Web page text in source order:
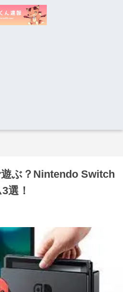
ぶ？Nintendo Switch
選！